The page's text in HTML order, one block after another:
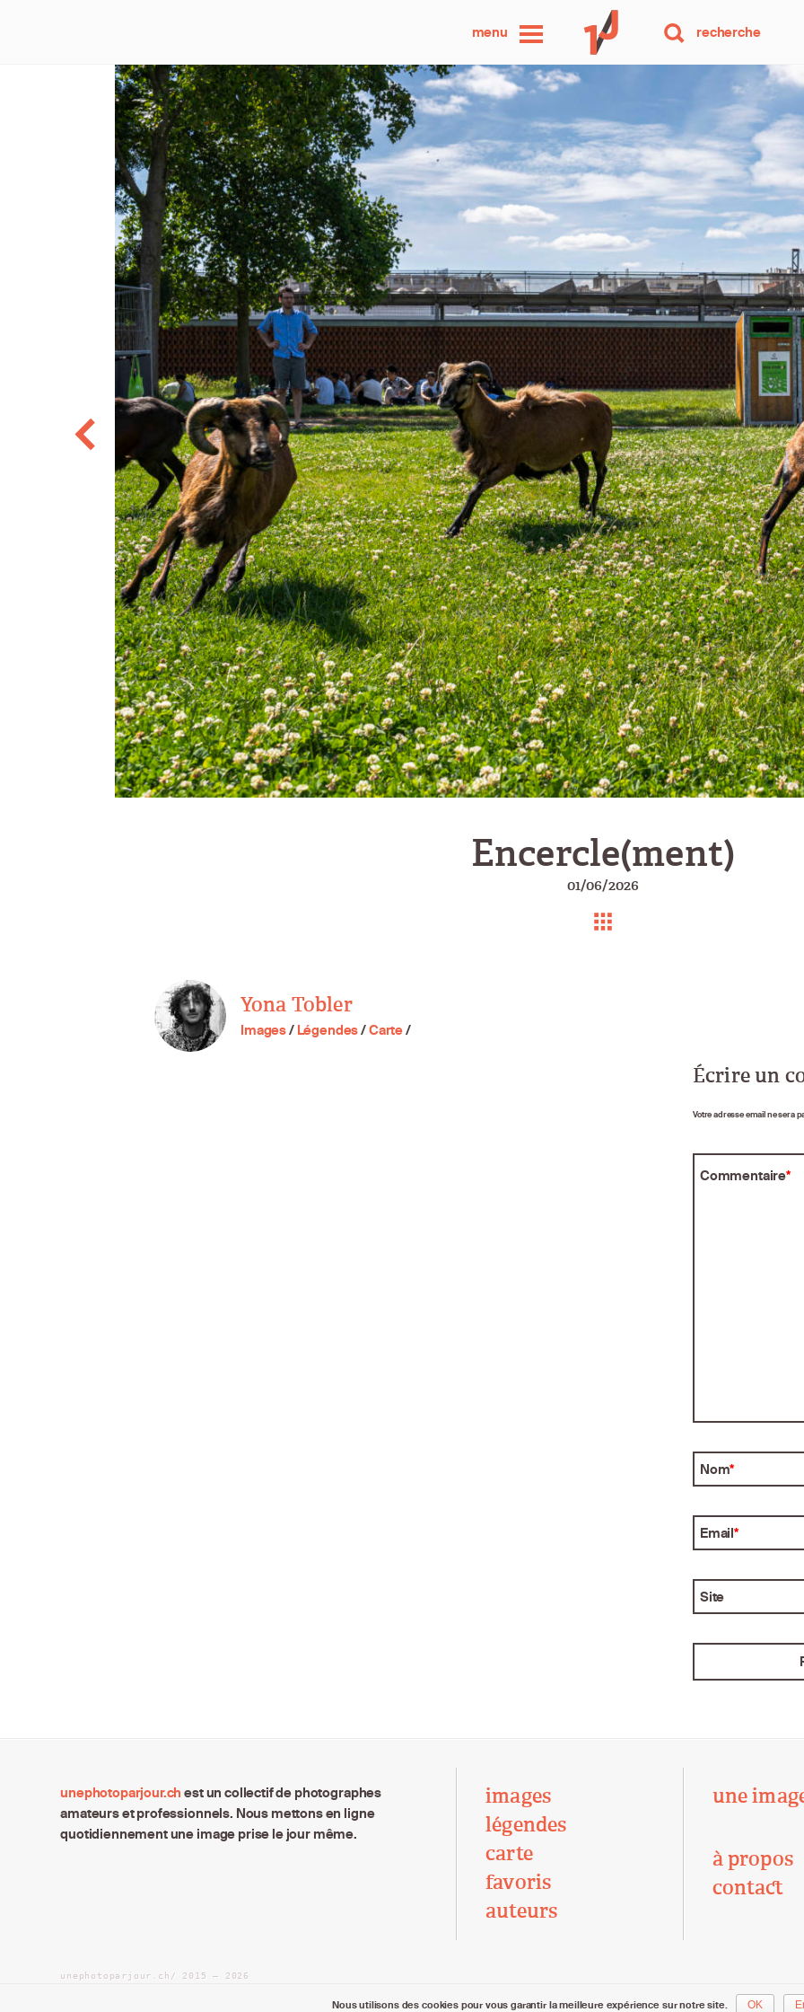
menu
une
photo
par
jour
recherche
Encercle(ment)
01/06/2026
Yona Tobler
Images/ Légendes/Carte/
Écrire un
Votre adresse email ne sera
Commentaire*
Nom*
Email*
Site
unephotoparjour.ch est un collectif de photographes
amateurs et professionnels. Nous mettons en ligne
quotidiennement une image prise le jour même.
images
légendes
carte
favoris
auteurs
une
à propos
contact
unephotoparjour.ch/ 2015 – 2026
Nous utilisons des cookies pour vous garantir la meilleure expérience sur notre site. OK